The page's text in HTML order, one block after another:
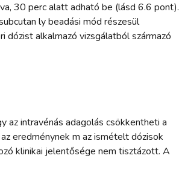
30 perc alatt adható be (lásd 6.6 pont).
ly beadási mód részesül
dózist alkalmazó vizsgálatból származó
az intravénás adagolás csökkentheti a
eredménynek m az ismételt dózisok
klinikai jelentősége nem tisztázott. A